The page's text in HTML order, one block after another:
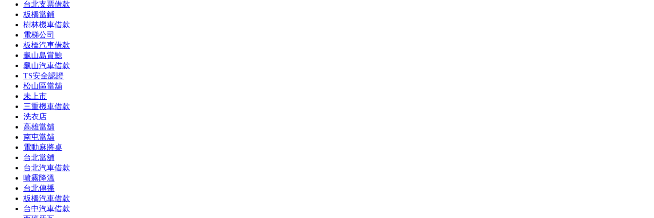
台北支票借款
板橋當鋪
樹林機車借款
電梯公司
板橋汽車借款
龜山島賞鯨
龜山汽車借款
TS安全認證
松山區當舖
未上市
三重機車借款
洗衣店
高雄當舖
南屯當舖
電動麻將桌
台北當舖
台北汽車借款
噴霧降溫
台北傳播
板橋汽車借款
台中汽車借款